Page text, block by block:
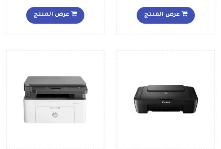
عرض المنتج عرض المنتج